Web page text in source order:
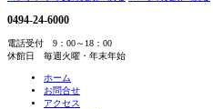
0494-24-6000
電話受付 9：00～18：00
休館日 毎週火曜・年末年始
ホーム
お問合せ
アクセス